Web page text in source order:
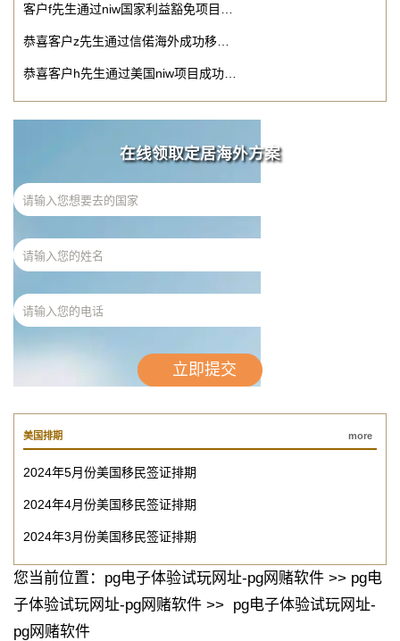
客户f先生通过niw国家利益豁免项目…
恭喜客户z先生通过信偌海外成功移…
恭喜客户h先生通过美国niw项目成功…
在线领取定居海外方案
美国排期 more
2024年5月份美国移民签证排期
2024年4月份美国移民签证排期
2024年3月份美国移民签证排期
您当前位置： pg电子体验试玩网址-pg网赌软件 >> pg电
子体验试玩网址-pg网赌软件 >> pg电子体验试玩网址-
pg网赌软件